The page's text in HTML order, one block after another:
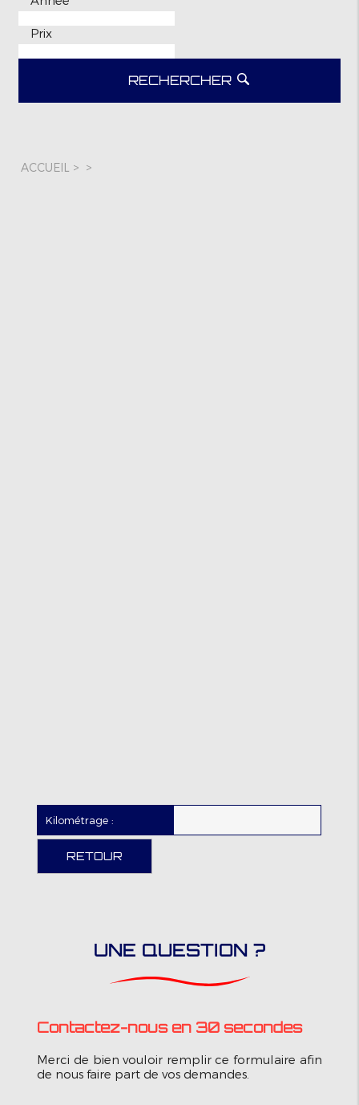
Prix
RECHERCHER
ACCUEIL > >
Kilométrage :
RETOUR
UNE QUESTION ?
Contactez-nous en 30 secondes
Merci de bien vouloir remplir ce formulaire afin
de nous faire part de vos demandes.